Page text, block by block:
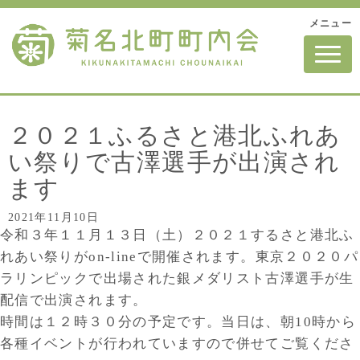
メニュー
N
a
v
t
i
o
n
２０２１ふるさと港北ふれあ
い祭りで古澤選手が出演され
ます
2021年11月10日
令和３年１１月１３日（土）２０２１するさと港北ふ
れあい祭りがon-lineで開催されます。東京２０２０パ
ラリンピックで出場された銀メダリスト古澤選手が生
配信で出演されます。
時間は１２時３０分の予定です。当日は、朝10時から
各種イベントが行われていますので併せてご覧くださ